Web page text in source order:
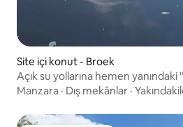
Site içi konut - Broek
Açık su yollarına hemen
Manzara · Dış mekânlar ·